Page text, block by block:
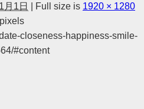
月1日 Full size is 1920 × 1280
pixels
closeness-happiness-smile-
#content